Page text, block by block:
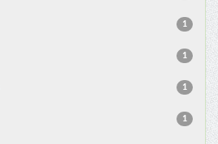
1
1
1
1